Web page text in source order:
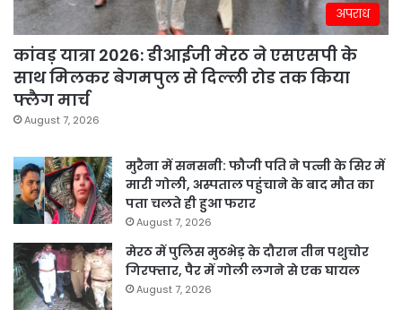
अपराध
कांवड़ यात्रा 2026: डीआईजी मेरठ ने एसएसपी के
साथ मिलकर बेगमपुल से दिल्ली रोड तक किया
फ्लैग मार्च
August 7, 2026
मुरैना में सनसनी: फौजी पति ने पत्नी के सिर में
मारी गोली, अस्पताल पहुंचाने के बाद मौत का
पता चलते ही हुआ फरार
August 7, 2026
मेरठ में पुलिस मुठभेड़ के दौरान तीन पशुचोर
गिरफ्तार, पैर में गोली लगने से एक घायल
August 7, 2026